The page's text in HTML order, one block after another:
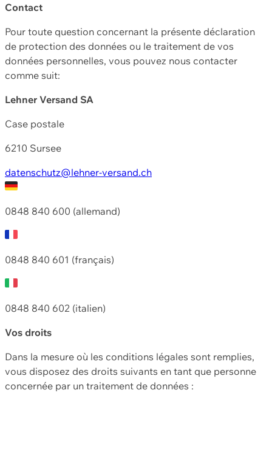
Contact
Pour toute question concernant la présente déclaration
de protection des données ou le traitement de vos
données personnelles, vous pouvez nous contacter
comme suit:
Lehner Versand SA
Case postale
6210 Sursee
datenschutz@lehner-versand.ch
0848 840 600 (allemand)
0848 840 601 (français)
0848 840 602 (italien)
Vos droits
Dans la mesure où les conditions légales sont remplies,
vous disposez des droits suivants en tant que personne
concernée par un traitement de données :